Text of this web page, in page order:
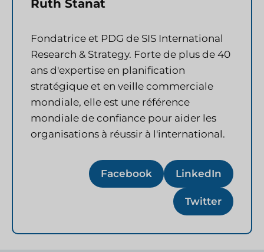
Ruth Stanat
Fondatrice et PDG de SIS International
Research & Strategy. Forte de plus de 40
ans d'expertise en planification
stratégique et en veille commerciale
mondiale, elle est une référence
mondiale de confiance pour aider les
organisations à réussir à l'international.
Facebook LinkedIn
Twitter